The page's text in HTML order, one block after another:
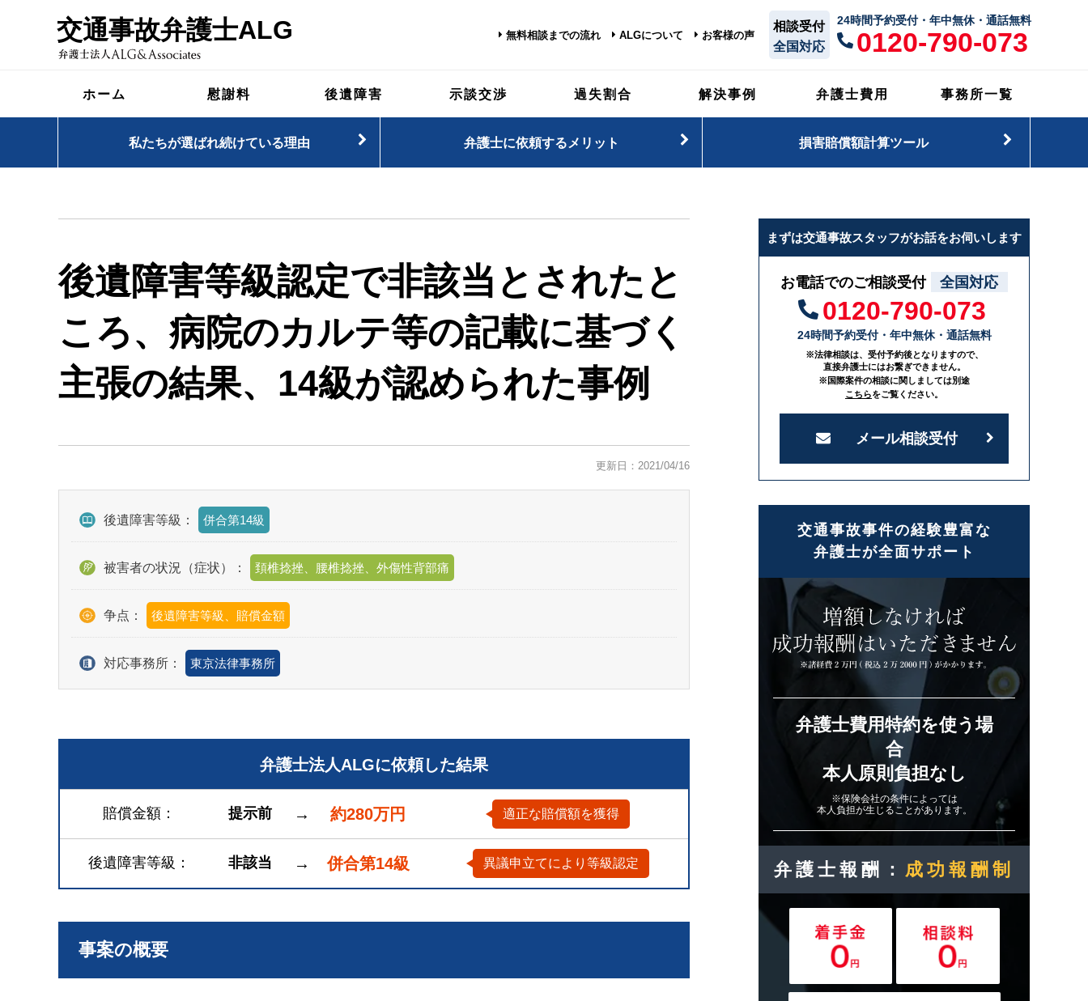
交通事故弁護士ALG 無料相談までの流れ ALGについて お客様の声
相談受付
全国対応
24時間予約受付・年中無休・通話無料
0120-790-073
ホーム 慰謝料 後遺障害 示談交渉 過失割合 解決事例 弁護士費用 事務所一覧
私たちが選ばれ続けている理由 弁護士に依頼するメリット 損害賠償額計算ツール
後遺障害等級認定で非該当とされたと
ころ、病院のカルテ等の記載に基づく
主張の結果、14級が認められた事例
更新日：2021/04/16
後遺障害等級： 併合第14級
被害者の状況（症状）： 頚椎捻挫、腰椎捻挫、外傷性背部痛
争点： 後遺障害等級、賠償金額
対応事務所： 東京法律事務所
弁護士法人ALGに依頼した結果
賠償金額 提示前 → 約280万円 適正な賠償額を獲得
後遺障害等級 非該当 → 併合第14級 異議申立てにより等級認定
事案の概要
まずは交通事故スタッフがお話をお伺いします
お電話でのご相談受付 全国対応
0120-790-073
24時間予約受付・年中無休・通話無料
※法律相談は、受付予約後となりますので、
直接弁護士にはお繋ぎできません。
※国際案件の相談に関しましては別途
こちらをご覧ください。
メール相談受付
交通事故事件の経験豊富な
弁護士が全面サポート
弁護士費用特約を使う場
合
本人原則負担なし
※保険会社の条件によっては
本人負担が生じることがあります。
弁護士報酬： 成功報酬制